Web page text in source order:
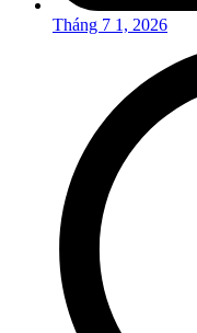
Tháng 7 1, 2026